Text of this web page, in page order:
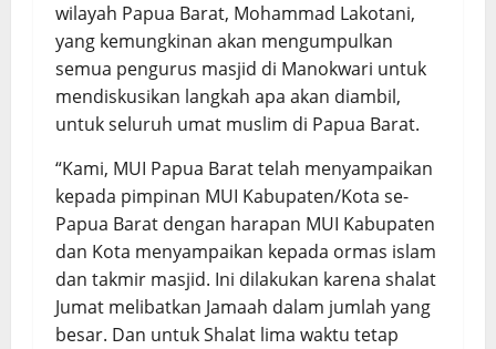
wilayah Papua Barat, Mohammad Lakotani,
yang kemungkinan akan mengumpulkan
semua pengurus masjid di Manokwari untuk
mendiskusikan langkah apa akan diambil,
untuk seluruh umat muslim di Papua Barat.
“Kami, MUI Papua Barat telah menyampaikan
kepada pimpinan MUI Kabupaten/Kota se-
Papua Barat dengan harapan MUI Kabupaten
dan Kota menyampaikan kepada ormas islam
dan takmir masjid. Ini dilakukan karena shalat
Jumat melibatkan Jamaah dalam jumlah yang
besar. Dan untuk Shalat lima waktu tetap